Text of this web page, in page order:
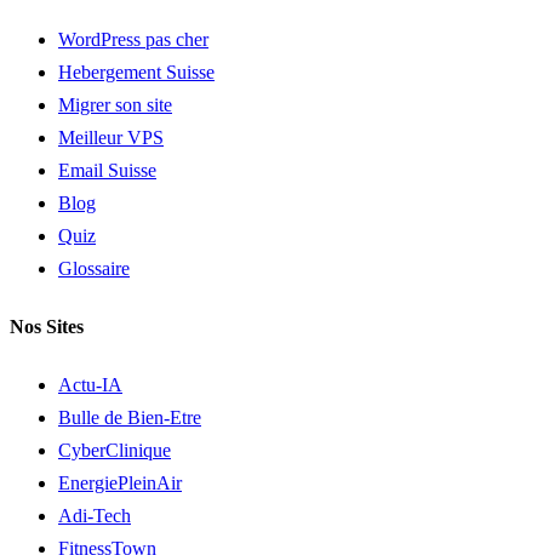
WordPress pas cher
Hebergement Suisse
Migrer son site
Meilleur VPS
Email Suisse
Blog
Quiz
Glossaire
Nos Sites
Actu-IA
Bulle de Bien-Etre
CyberClinique
EnergiePleinAir
Adi-Tech
FitnessTown